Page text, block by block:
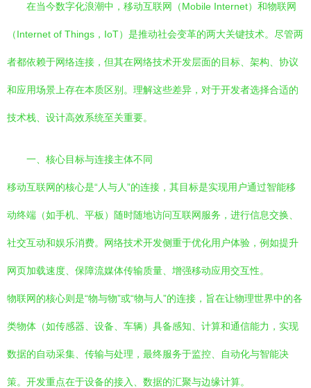
在当今数字化浪潮中，移动互联网（Mobile Internet）和物联网
（Internet of Things，IoT）是推动社会变革的两大关键技术。尽管两
者都依赖于网络连接，但其在网络技术开发层面的目标、架构、协议
和应用场景上存在本质区别。理解这些差异，对于开发者选择合适的
技术栈、设计高效系统至关重要。
一、核心目标与连接主体不同
移动互联网的核心是“人与人”的连接，其目标是实现用户通过智能移
动终端（如手机、平板）随时随地访问互联网服务，进行信息交换、
社交互动和娱乐消费。网络技术开发侧重于优化用户体验，例如提升
网页加载速度、保障流媒体传输质量、增强移动应用交互性。
物联网的核心则是“物与物”或“物与人”的连接，旨在让物理世界中的各
类物体（如传感器、设备、车辆）具备感知、计算和通信能力，实现
数据的自动采集、传输与处理，最终服务于监控、自动化与智能决
策。开发重点在于设备的接入、数据的汇聚与边缘计算。